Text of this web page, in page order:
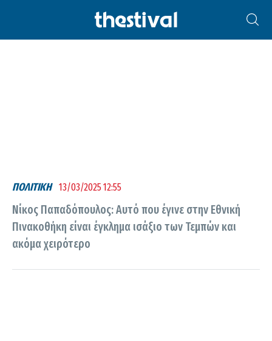
ΝΊΚΟΣ ΠΑΠΑΔΌΠΟΥΛΟΣ
ΠΟΛΙΤΙΚΗ 13/03/2025 12:55
Νίκος Παπαδόπουλος: Αυτό που έγινε στην Εθνική
Πινακοθήκη είναι έγκλημα ισάξιο των Τεμπών και
ακόμα χειρότερο